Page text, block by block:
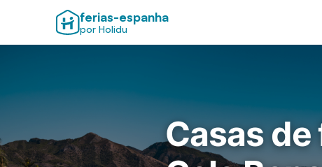
ferias-espanha
por Holidu
Casas